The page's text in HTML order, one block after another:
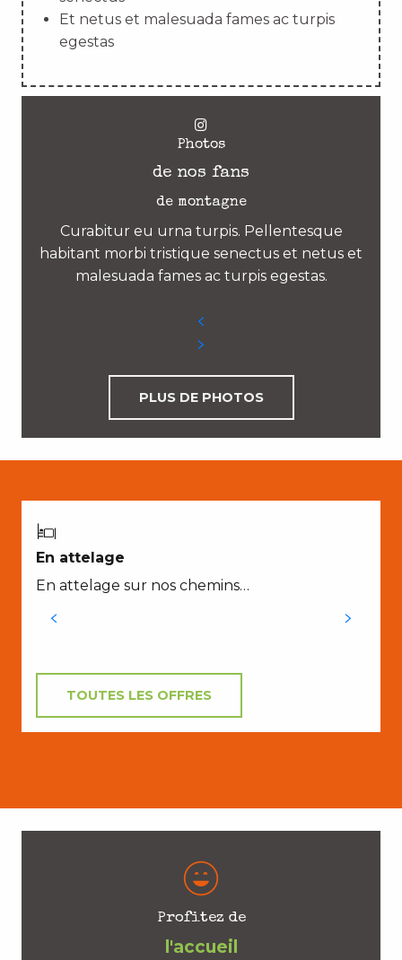
Et netus et malesuada fames ac turpis
egestas
Photos
de nos fans
de montagne
Curabitur eu urna turpis. Pellentesque
habitant morbi tristique senectus et netus et
malesuada fames ac turpis egestas.
PLUS DE PHOTOS
En attelage
En attelage sur nos chemins…
TOUTES LES OFFRES
Profitez de
l'accueil